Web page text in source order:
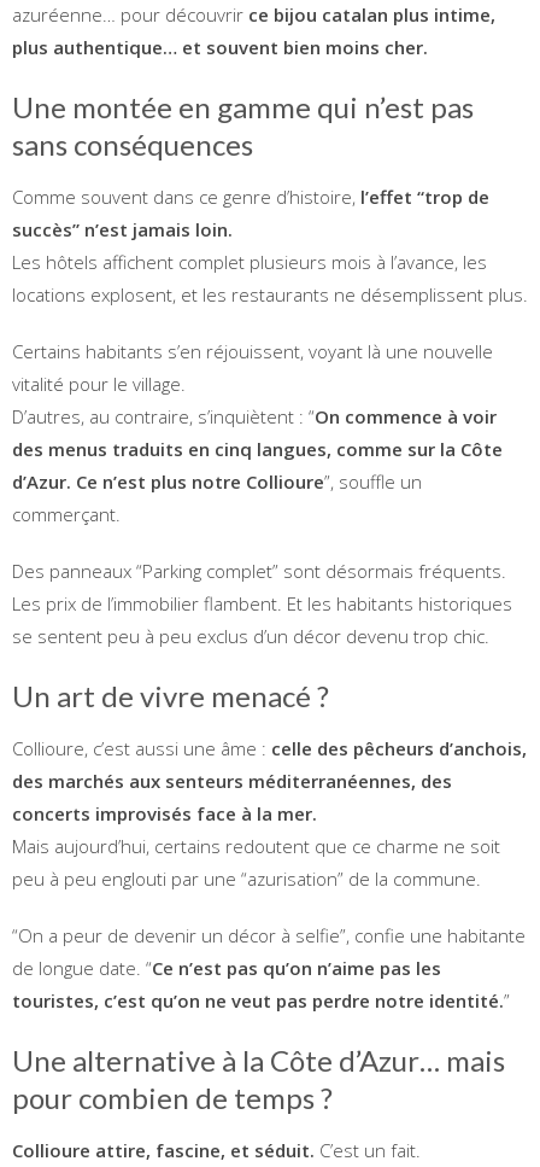
azuréenne… pour découvrir ce bijou catalan plus intime,
plus authentique… et souvent bien moins cher.
Une montée en gamme qui n’est pas
sans conséquences
Comme souvent dans ce genre d’histoire, l’effet “trop de
succès” n’est jamais loin.
Les hôtels affichent complet plusieurs mois à l’avance, les
locations explosent, et les restaurants ne désemplissent plus.
Certains habitants s’en réjouissent, voyant là une nouvelle
vitalité pour le village.
D’autres, au contraire, s’inquiètent : “On commence à voir
des menus traduits en cinq langues, comme sur la Côte
d’Azur. Ce n’est plus notre Collioure”, souffle un
commerçant.
Des panneaux “Parking complet” sont désormais fréquents.
Les prix de l’immobilier flambent. Et les habitants historiques
se sentent peu à peu exclus d’un décor devenu trop chic.
Un art de vivre menacé ?
Collioure, c’est aussi une âme : celle des pêcheurs d’anchois,
des marchés aux senteurs méditerranéennes, des
concerts improvisés face à la mer.
Mais aujourd’hui, certains redoutent que ce charme ne soit
peu à peu englouti par une “azurisation” de la commune.
“On a peur de devenir un décor à selfie”, confie une habitante
de longue date. “Ce n’est pas qu’on n’aime pas les
touristes, c’est qu’on ne veut pas perdre notre identité.”
Une alternative à la Côte d’Azur… mais
pour combien de temps ?
Collioure attire, fascine, et séduit. C’est un fait.